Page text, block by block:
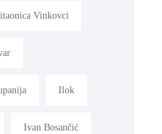
Vinkovci
Ilok
Ivan Bosančić